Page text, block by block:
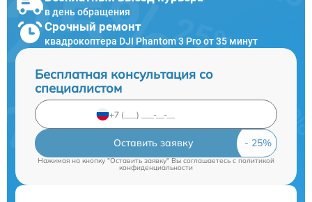
в день обращения
Срочный ремонт
квадрокоптера DJI Phantom 3 Pro от 35 минут
Бесплатная консультация со
специалистом
Оставить заявку
Нажимая на кнопку "Оставить заявку" Вы соглашаетесь cполитикой
конфиденциальности